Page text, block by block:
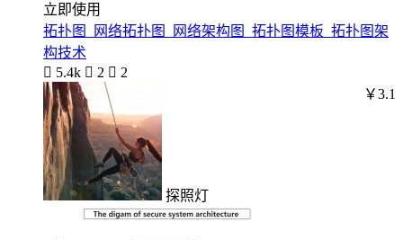
立即使用
拓扑图_网络拓扑图_网络架构图_拓扑图模板_拓扑图架
构技术
 5.4k  2  2
探照灯
￥3.1